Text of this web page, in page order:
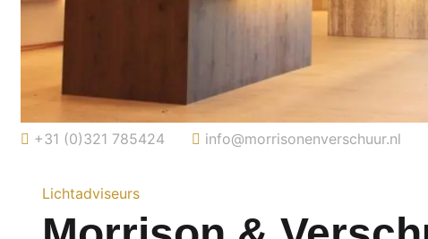
+31 (0)321 785424 info@morrisonenverschuur.nl
Lichtadviseurs